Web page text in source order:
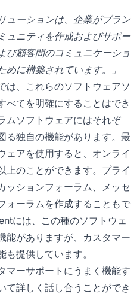
ューションは、企業がブラン
ュニティを作成およびサポー
び顧客間のコミュニケーショ
めに構築されています。」
は、これらのソフトウェアソ
べてを明確にすることはでき
ムソフトウェアにはそれぞ
る独自の機能があります。最
ェアを使用すると、オンライ
上のことができます。プライ
ッションフォーラム、メッセ
ォーラムを作成することもで
には、この種のソフトウェ
能がありますが、カスタマー
提供しています。
マーサポートにうまく機能す
て詳しく話し合うことができ